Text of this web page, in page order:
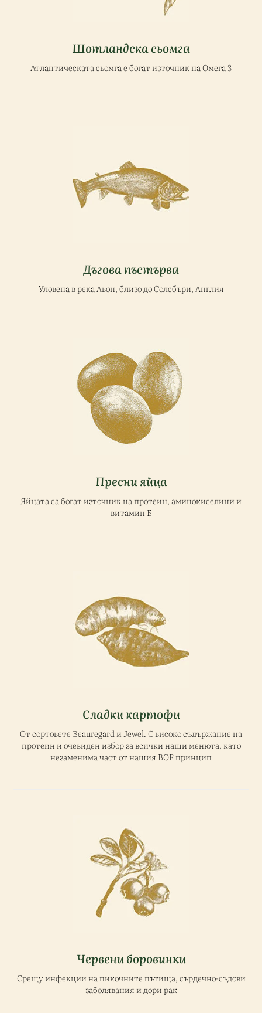
Шотландска сьомга
Атлантическата сьомга е богат източник на Омега 3
Дъгова пъстърва
Уловена в река Авон, близо до Солсбъри, Англия
Пресни яйца
Яйцата са богат източник на протеин, аминокиселини и
витамин Б
Сладки картофи
От сортовете Beauregard и Jewel. С високо съдържание на
протеин и очевиден избор за всички наши менюта, като
незаменима част от нашия BOF принцип
Червени боровинки
Срещу инфекции на пикочните пътища, сърдечно-съдови
заболявания и дори рак